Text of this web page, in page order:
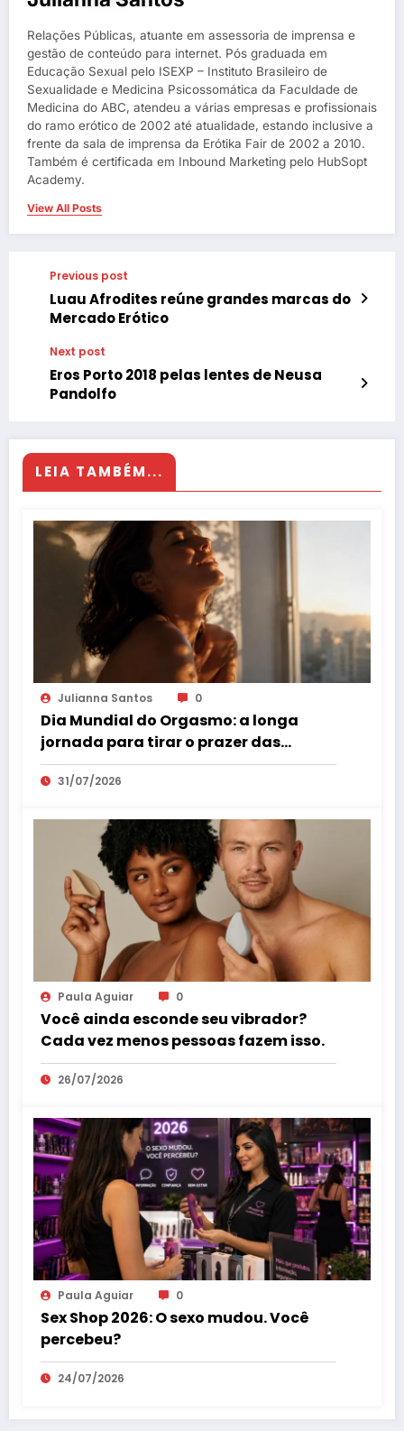
Relações Públicas, atuante em assessoria de imprensa e
gestão de conteúdo para internet. Pós graduada em
Educação Sexual pelo ISEXP – Instituto Brasileiro de
Sexualidade e Medicina Psicossomática da Faculdade de
Medicina do ABC, atendeu a várias empresas e profissionais
do ramo erótico de 2002 até atualidade, estando inclusive a
frente da sala de imprensa da Erótika Fair de 2002 a 2010.
Também é certificada em Inbound Marketing pelo HubSopt
Academy.
View All Posts
Previous post
Luau Afrodites reúne grandes marcas do
Mercado Erótico
Next post
Eros Porto 2018 pelas lentes de Neusa
Pandolfo
LEIA TAMBÉM...
Julianna Santos 0
Dia Mundial do Orgasmo: a longa
jornada para tirar o prazer das
sombras
31/07/2026
Paula Aguiar 0
Você ainda esconde seu vibrador?
Cada vez menos pessoas fazem isso.
26/07/2026
Paula Aguiar 0
Sex Shop 2026: O sexo mudou. Você
percebeu?
24/07/2026